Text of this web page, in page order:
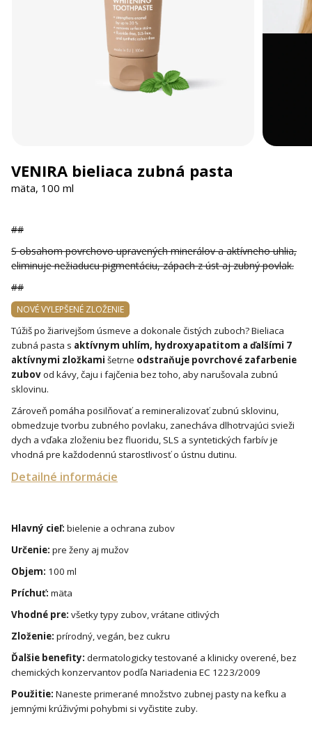
##
S obsahom povrchovo upravených minerálov a aktívneho uhlia,
eliminuje nežiaducu pigmentáciu, zápach z úst aj zubný povlak.
##
NOVÉ VYLEPŠENÉ ZLOŽENIE
Túžiš po žiarivejšom úsmeve a dokonale čistých zuboch? Bieliaca
zubná pasta s aktívnym uhlím, hydroxyapatitom a ďalšími 7
aktívnymi zložkami šetrne odstraňuje povrchové zafarbenie
zubovod kávy, čaju i fajčenia bez toho, aby narušovala zubnú
sklovinu.
Zároveň pomáha posilňovať a remineralizovať zubnú sklovinu,
obmedzuje tvorbu zubného povlaku, zanecháva dlhotrvajúci svieži
dych a vďaka zloženiu bez fluoridu, SLS a syntetických farbív je
vhodná pre každodennú starostlivosť o ústnu dutinu.
Detailné informácie
Hlavný cieľ: bielenie a ochrana zubov
Určenie: pre ženy aj mužov
Objem: 100 ml
Príchuť: mäta
Vhodné pre: všetky typy zubov, vrátane citlivých
Zloženie: prírodný, vegán, bez cukru
Ďalšie benefity: dermatologicky testované a klinicky overené, bez
chemických konzervantov podľa Nariadenia EC 1223/2009
Použitie: Naneste primerané množstvo zubnej pasty na kefku a
jemnými krúživými pohybmi si vyčistite zuby.
VENIRA bieliaca zubná pasta
mäta, 100 ml